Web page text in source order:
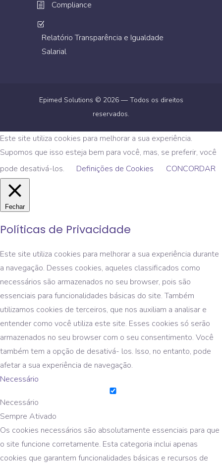
Compliance
Relatório Transparência e Igualdade
Salarial
Epimed Solutions © 2026 — Todos os direitos
reservados.
Este site utiliza cookies para melhorar a sua experiência.
Supomos que isso esteja bem para você, mas, se preferir, você
pode desativá-los.
Definições de Cookies CONCORDAR
Fechar
Políticas de Privacidade
Este site utiliza cookies para melhorar a sua experiência durante
a navegação. Desses cookies, aqueles classificados como
necessários são armazenados no seu browser, pois são
essenciais para funcionalidades básicas do site. Também
utilizamos cookies de terceiros, que nos auxiliam a analisar e
entender como você utiliza este site. Esses cookies só serão
armazenados no seu browser com o seu consentimento. Você
também tem a opção de desativá- los. Isso, no entanto, pode
afetar a sua experiência de navegação.
Necessário
Necessário
Sempre Ativado
Os cookies necessários são absolutamente essenciais para que
o site funcione corretamente. Esta categoria inclui apenas
cookies que garantem funcionalidades básicas e recursos de